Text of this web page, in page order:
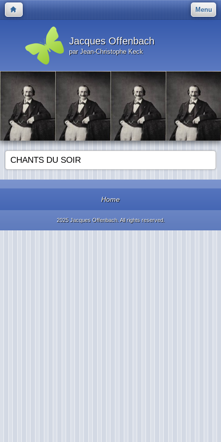
Menu
Jacques Offenbach
par Jean-Christophe Keck
CHANTS DU SOIR
Home
2025 Jacques Offenbach. All rights reserved.